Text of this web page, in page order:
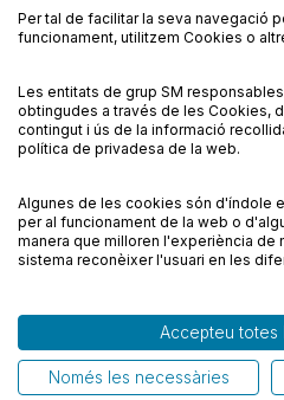
CRD Alumne. Religió
Descobreix els llibres a
Condicions de compra
Política de cookies
© CESMA/PPC – Tots
Per tal de facilitar la seva navegació
funcionament, utilitzem Cookies o
Les entitats de grup SM
obtingudes a través de les Cookies,
contingut i ús de la informació
política de privadesa de la web.
Algunes de les cookies són d'índole
per al funcionament de la web o
manera que milloren l'experiència de
sistema reconèixer l'usuari en les
Accepteu totes
Només les necessàries